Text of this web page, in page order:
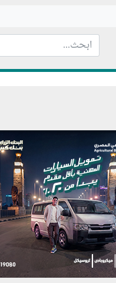
ابحث عن... :